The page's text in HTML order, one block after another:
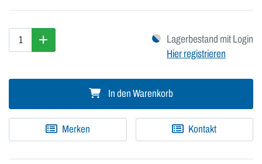
Lagerbestand mit Login
Hier registrieren
In den Warenkorb
Merken Kontakt